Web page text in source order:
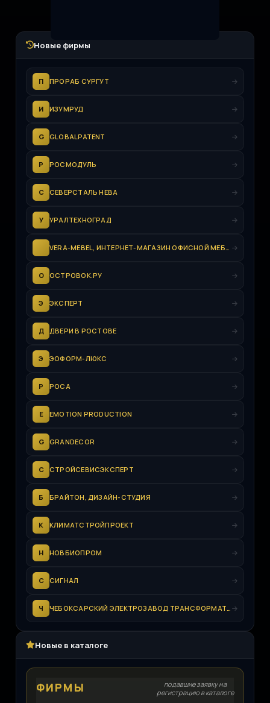
Новые фирмы
П ПРОРАБ СУРГУТ
И ИЗУМРУД
G GLOBALPATENT
Р РОСМОДУЛЬ
С СЕВЕРСТАЛЬ НЕВА
У УРАЛТЕХНОГРАД
VERA-MEBEL, ИНТЕРНЕТ-МАГАЗИН ОФИСНОЙ МЕБЕЛИ
О ОСТРОВОК.РУ
Э ЭКСПЕРТ
Д ДВЕРИ В РОСТОВЕ
Э ЭОФОРМ-ЛЮКС
Р РОСА
E EMOTION PRODUCTION
G GRANDECOR
С СТРОЙСЕВИСЭКСПЕРТ
Б БРАЙТОН, ДИЗАЙН-СТУДИЯ
К КЛИМАТСТРОЙПРОЕКТ
Н НОВБИОПРОМ
С СИГНАЛ
Ч ЧЕБОКСАРСКИЙ ЭЛЕКТРОЗАВОД ТРАНСФОРМАТОР
Новые в каталоге
ФИРМЫ
подавшие заявку на
регистрацию в каталоге